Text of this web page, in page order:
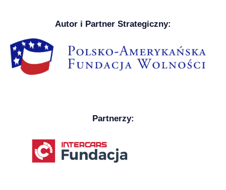
Autor i Partner Strategiczny:
Partnerzy: